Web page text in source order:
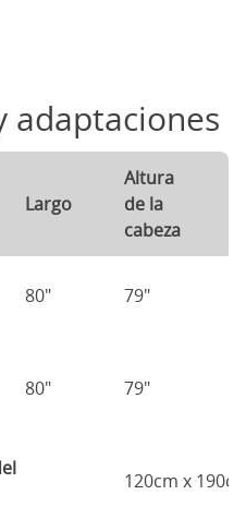
adaptaciones
Largo
Altura
de la
cabeza
80" 79"
80" 79"
120cm x